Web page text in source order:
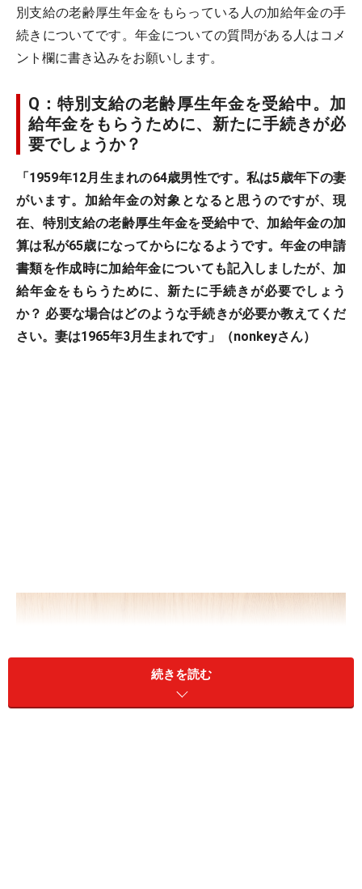
別支給の老齢厚生年金をもらっている人の加給年金の手
続きについてです。年金についての質問がある人はコメ
ント欄に書き込みをお願いします。
Q：特別支給の老齢厚生年金を受給中。加
給年金をもらうために、新たに手続きが必
要でしょうか？
「1959年12月生まれの64歳男性です。私は5歳年下の妻
がいます。加給年金の対象となると思うのですが、現
在、特別支給の老齢厚生年金を受給中で、加給年金の加
算は私が65歳になってからになるようです。年金の申請
書類を作成時に加給年金についても記入しましたが、加
給年金をもらうために、新たに手続きが必要でしょう
か？ 必要な場合はどのような手続きが必要か教えてくだ
さい。妻は1965年3月生まれです」（nonkeyさん）
続きを読む